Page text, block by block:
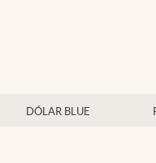
DÓLAR BLUE